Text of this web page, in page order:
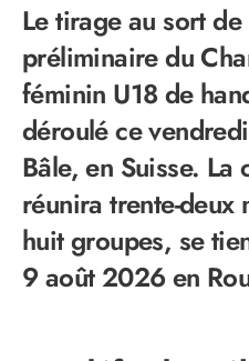
Le tirage au sort
préliminaire du
féminin U18 de
déroulé ce
Bâle, en Suisse.
réunira trente-deux
huit groupes, se
9 août 2026 en